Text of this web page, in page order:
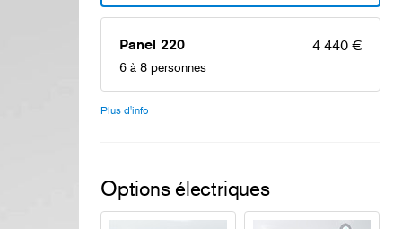
Panel 220 4 440 €
6 à 8 personnes
Plus d'info
Options électriques